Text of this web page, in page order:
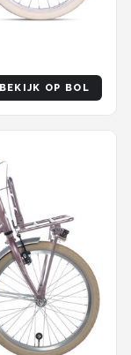
BEKIJK OP BOL